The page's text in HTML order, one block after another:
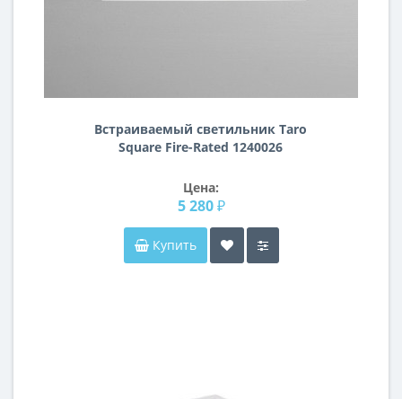
Встраиваемый светильник Taro
Square Fire-Rated 1240026
Цена:
5 280 ₽
Купить